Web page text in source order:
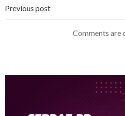
Navegação
Previous post
Comments are